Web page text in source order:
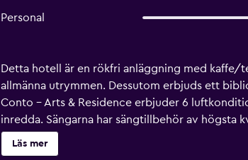
Personal
Detta hotell är en rökfri anläggning med
allmänna utrymmen. Dessutom erbjuds ett
Conto - Arts & Residence erbjuder 6
inredda. Sängarna har sängtillbehör av högsta
tofflor och lyxtoalettartiklar. Gäster har tillgång
Dessutom har rummen hårtork och gratis
Läs mer